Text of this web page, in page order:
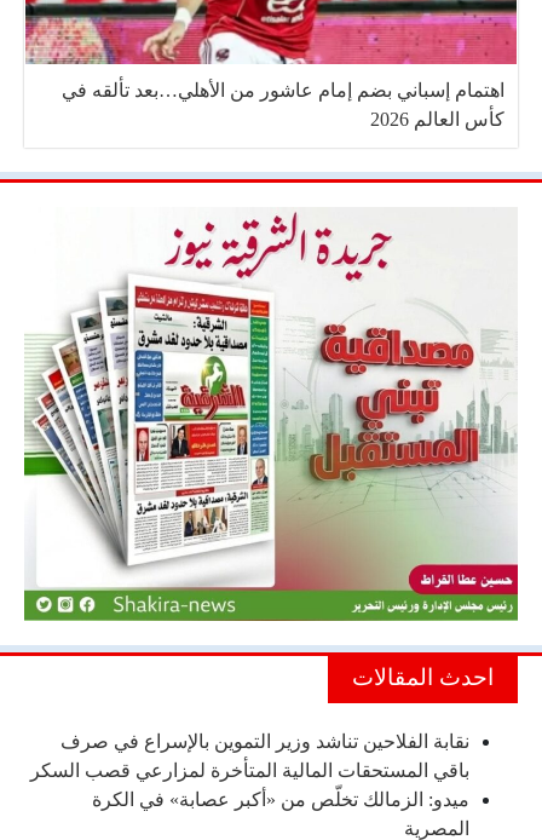
اهتمام إسباني بضم إمام عاشور من الأهلي…بعد تألقه في
كأس العالم 2026
احدث المقالات
نقابة الفلاحين تناشد وزير التموين بالإسراع في صرف
باقي المستحقات المالية المتأخرة لمزارعي قصب السكر
ميدو: الزمالك تخلّص من «أكبر عصابة» في الكرة
المصرية